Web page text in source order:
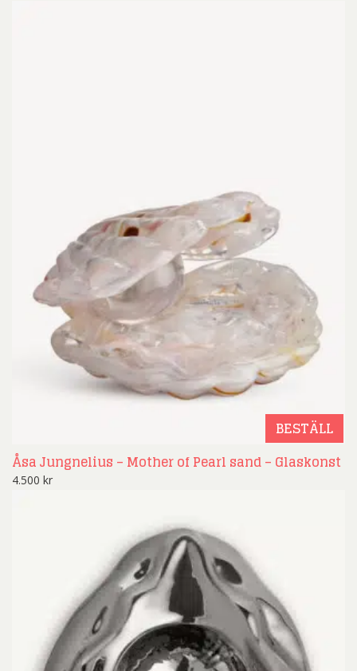
BESTÄLL
Åsa Jungnelius – Mother of Pearl sand – Glaskonst
4.500 kr